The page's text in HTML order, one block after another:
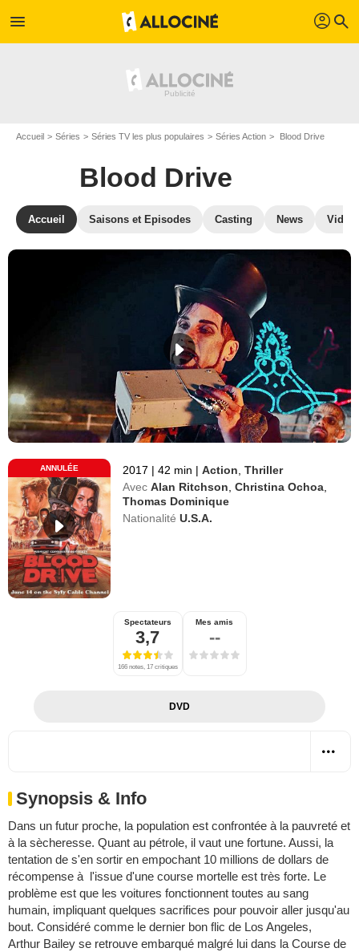
menu profil search
Accueil Séries Séries TV les plus populaires Séries Action Blood Drive
Blood Drive
Accueil Saisons et Episodes Casting News
ANNULÉE 2017 | 42 min | Action ,Thriller
Avec Alan Ritchson ,Christina Ochoa
Thomas Dominique
Nationalité U.S.A.
Spectateurs
3,7
166 notes, 17 critiques
Mes amis
--
DVD
Synopsis & Info
Dans un futur proche, la population est confrontée à la pauvreté et
à la sècheresse. Quant au pétrole, il vaut une fortune. Aussi, la
tentation de s'en sortir en empochant 10 millions de dollars de
récompense à l'issue d'une course mortelle est très forte. Le
problème est que les voitures fonctionnent toutes au sang
humain, impliquant quelques sacrifices pour pouvoir aller jusqu'au
bout. Considéré comme le dernier bon flic de Los Angeles,
Arthur Bailey se retrouve embarqué malgré lui dans la Course de